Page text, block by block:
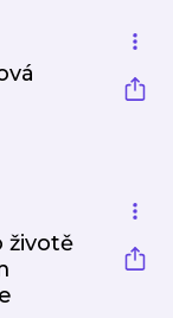
životě